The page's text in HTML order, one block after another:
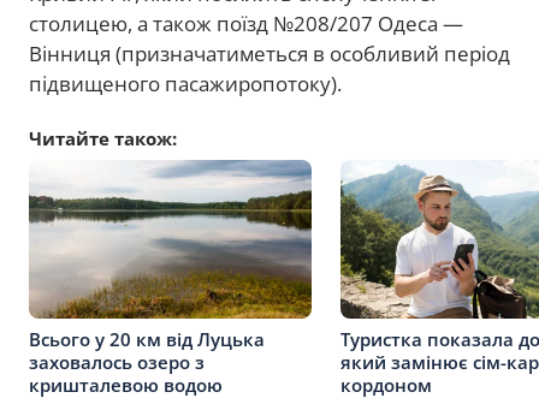
столицею, а також поїзд №208/207 Одеса —
Вінниця (призначатиметься в особливий період
підвищеного пасажиропотоку).
Читайте також:
Всього у 20 км від Луцька
заховалось озеро з
кришталевою водою
Туристка показала
який замінює сім-
кордоном